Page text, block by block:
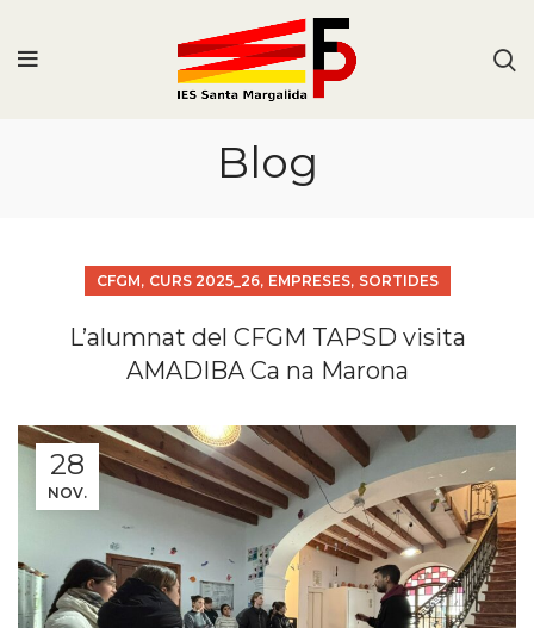
Blog
CFGM, CURS 2025_26, EMPRESES, SORTIDES
L’alumnat del CFGM TAPSD visita
AMADIBA Ca na Marona
28
NOV.